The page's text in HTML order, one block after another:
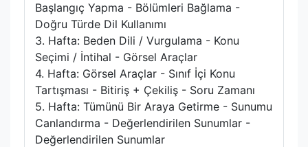
Başlangıç Yapma - Bölümleri Bağlama -
Doğru Türde Dil Kullanımı
3. Hafta: Beden Dili / Vurgulama - Konu
Seçimi / İntihal - Görsel Araçlar
4. Hafta: Görsel Araçlar - Sınıf İçi Konu
Tartışması - Bitiriş + Çekiliş - Soru Zamanı
5. Hafta: Tümünü Bir Araya Getirme - Sunumu
Canlandırma - Değerlendirilen Sunumlar -
Değerlendirilen Sunumlar